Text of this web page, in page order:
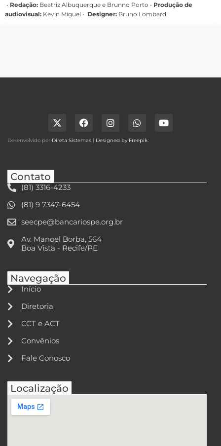
• Redação: Beatriz Albuquerque e Brunno Porto • Produção de
audiovisual: Kevin Miguel • Designer: Bruno Lombardi
Desenvolvido por Direta Sistemas | Designed by Freepik
Contato
(81) 3316-4233
(81) 9 7347-6454
seecpe@bancariospe.org.br
Av. Manoel Borba, 564
Boa Vista - Recife/PE
Navegação
Início
Diretoria
CCT e ACT
Convênios
Fale Conosco
Localização